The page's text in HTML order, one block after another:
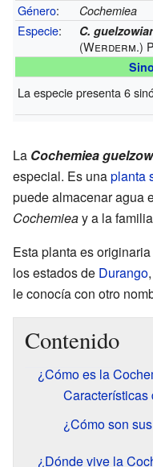
Género: Cochemiea
Especie: C.
(Werderm.)
La especie presenta 6
La Cochemiea
especial. Es unaplanta
puede almacenar agua
Cochemieay a la
Esta planta es
los estados de Durango,
le conocía con otro
Contenido
¿Cómo es la
Características
¿Cómo son
¿Dónde vive la